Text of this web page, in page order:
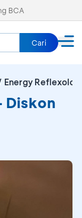
BCA
Cari
Energy
Diskon